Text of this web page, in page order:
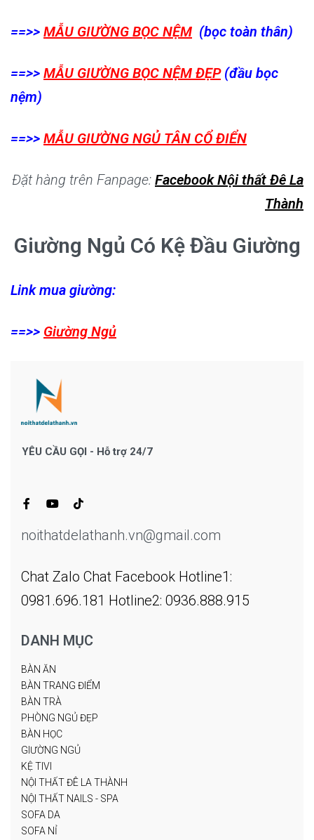
==>> MẪU GIƯỜNG BỌC NỆM (bọc toàn thân)
==>> MẪU GIƯỜNG BỌC NỆM ĐẸP (đầu bọc
nệm)
==>> MẪU GIƯỜNG NGỦ TÂN CỔ ĐIỂN
Đặt hàng trên Fanpage: Facebook Nội thất Đê La
Thành
Giường Ngủ Có Kệ Đầu Giường
Link mua giường:
==>> Giường Ngủ
YÊU CẦU GỌI - Hỗ trợ 24/7
noithatdelathanh.vn@gmail.com
Chat Zalo Chat Facebook Hotline1:
0981.696.181 Hotline2: 0936.888.915
DANH MỤC
BÀN ĂN
BÀN TRANG ĐIỂM
BÀN TRÀ
PHÒNG NGỦ ĐẸP
BÀN HỌC
GIƯỜNG NGỦ
KỆ TIVI
NỘI THẤT ĐÊ LA THÀNH
NỘI THẤT NAILS - SPA
SOFA DA
SOFA NỈ